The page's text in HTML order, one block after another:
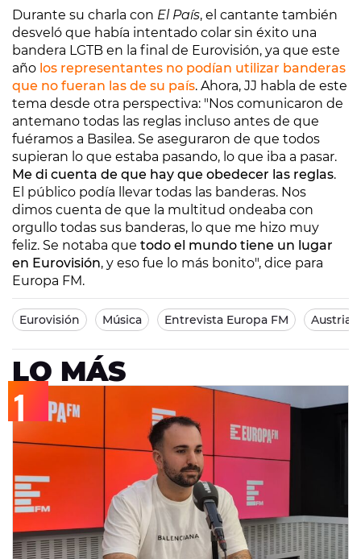
Durante su charla con El País, el cantante también
desveló que había intentado colar sin éxito una
bandera LGTB en la final de Eurovisión, ya que este
año los representantes no podían utilizar banderas
que no fueran las de su país. Ahora, JJ habla de este
tema desde otra perspectiva: "Nos comunicaron de
antemano todas las reglas incluso antes de que
fuéramos a Basilea. Se aseguraron de que todos
supieran lo que estaba pasando, lo que iba a pasar.
Me di cuenta de que hay que obedecer las reglas.
El público podía llevar todas las banderas. Nos
dimos cuenta de que la multitud ondeaba con
orgullo todas sus banderas, lo que me hizo muy
feliz. Se notaba que todo el mundo tiene un lugar
en Eurovisión, y eso fue lo más bonito", dice para
Europa FM.
Eurovisión Música Entrevista Europa FM Austria
LO MÁS